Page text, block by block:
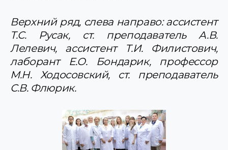
Верхний ряд, слева направо: ассистент
Т.С. Русак, ст. преподаватель А.В.
Лелевич, ассистент Т.И. Филистович,
лаборант Е.О. Бондарик, профессор
М.Н. Ходосовский, ст. преподаватель
С.В. Флюрик.